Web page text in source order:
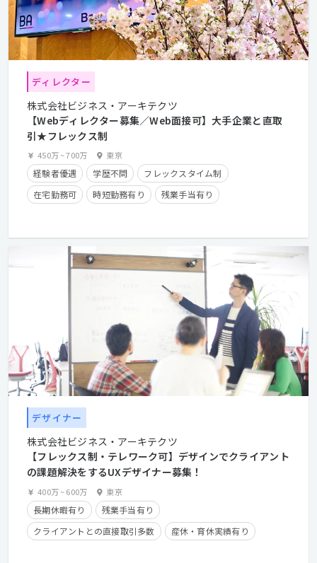
ディレクター
株式会社ビジネス・アーキテクツ
【Webディレクター募集／Web面接可】大手企業と直取
引★フレックス制
450万~700万 東京
経験者優遇 学歴不問
フレックスタイム制
在宅勤務可
時短勤務有り
残業手当有り
クライアントとの直接取引多数
デザイナー
株式会社ビジネス・アーキテクツ
【フレックス制・テレワーク可】デザインでクライアント
の課題解決をするUXデザイナー募集！
400万~600万 東京
長期休暇有り
残業手当有り
クライアントとの直接取引多数
産休・育休実績有り